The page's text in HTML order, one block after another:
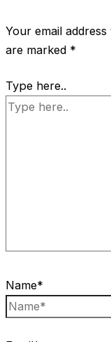
Your email
are marked *
Type here..
Name*